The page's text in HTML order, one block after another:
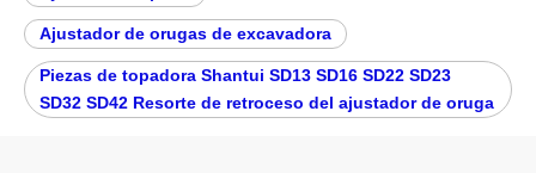
Ajustador de orugas de excavadora
Piezas de topadora Shantui SD13 SD16 SD22 SD23
SD32 SD42 Resorte de retroceso del ajustador de oruga